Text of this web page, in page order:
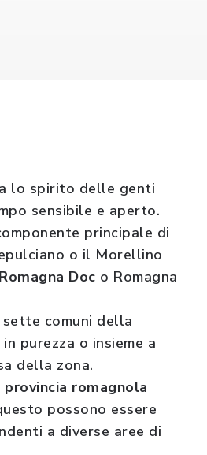
lo spirito delle genti
sensibile e aperto.
principale di
o il Morellino
Doc o Romagna
comuni della
purezza o insieme a
della zona.
provincia romagnola
possono essere
a diverse aree di